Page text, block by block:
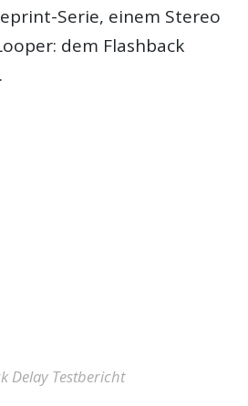
Serie, einem Stereo
dem Flashback
Delay Testbericht